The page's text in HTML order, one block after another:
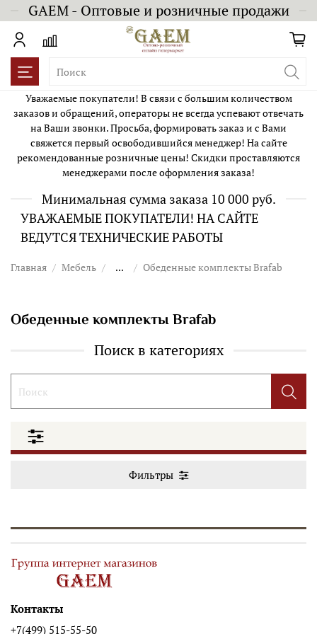
GAEM - Оптовые и розничные продажи
Уважаемые покупатели! В связи с большим количеством
заказов и обращений, операторы не всегда успевают отвечать
на Ваши звонки. Просьба, формировать заказ и с Вами
свяжется первый освободившийся менеджер! На сайте
рекомендованные розничные цены! Скидки проставляются
менеджерами после оформления заказа!
Минимальная сумма заказа 10 000 руб.
УВАЖАЕМЫЕ ПОКУПАТЕЛИ! НА САЙТЕ
ВЕДУТСЯ ТЕХНИЧЕСКИЕ РАБОТЫ
Главная Мебель ... Обеденные комплекты Brafab
Обеденные комплекты Brafab
Поиск в категориях
Фильтры
Контакты
+7(499) 515-55-50